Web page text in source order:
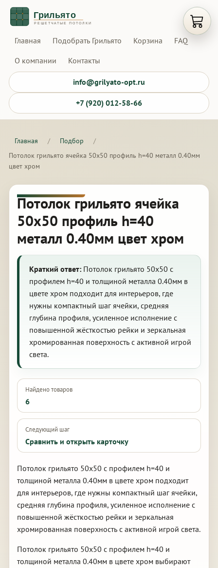
Главная Подобрать Грильято Корзина FAQ
О компании Контакты
info@grilyato-opt.ru
+7 (920) 012-58-66
Главная / Подбор
/
Потолок грильято ячейка 50х50 профиль h=40 металл 0.40мм
цвет хром
Потолок грильято ячейка
50х50 профиль h=40
металл 0.40мм цвет хром
Краткий ответ:Потолок грильято 50х50 с
профилем h=40 и толщиной металла 0.40мм в
цвете хром подходит для интерьеров, где
нужны компактный шаг ячейки, средняя
глубина профиля, усиленное исполнение с
повышенной жёсткостью рейки и зеркальная
хромированная поверхность с активной игрой
света.
Найдено товаров
6
Следующий шаг
Сравнить и открыть карточку
Потолок грильято 50х50 с профилем h=40 и
толщиной металла 0.40мм в цвете хром подходит
для интерьеров, где нужны компактный шаг ячейки,
средняя глубина профиля, усиленное исполнение с
повышенной жёсткостью рейки и зеркальная
хромированная поверхность с активной игрой света.
Потолок грильято 50х50 с профилем h=40 и
толщиной металла 0.40мм в цвете хром выбирают